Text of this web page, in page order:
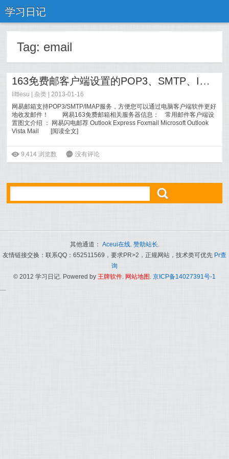
学习日记
Tag: email
163免费邮客户端设置的POP3、SMTP、IMAP地址
littlesu | 杂类 | 2013-01-16
网易邮箱支持POP3/SMTP/IMAP服务，方便您可以通过电脑客户端软件更好
地收发邮件！ 网易163免费邮箱相关服务器信息： 常用邮件客户端设
置图文介绍 ： 网易闪电邮荐 Outlook Express Foxmail Microsoft Outlook
Vista Mail
[阅读全文]
ė 9,414 浏览数 6 没有评论
ő
其他通道： Aceui在线. 赞助站长.
友情链接交换：联系QQ：652511569，要求PR>2，正规网站，技术类可优先 Pr查
询
© 2012 学习日记. Powered by 王牌软件. 网站地图 . 京ICP备14027391号-1